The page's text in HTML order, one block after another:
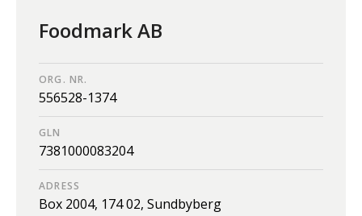
Foodmark AB
ORG. NR.
556528-1374
GLN
7381000083204
ADRESS
Box 2004, 174 02, Sundbyberg